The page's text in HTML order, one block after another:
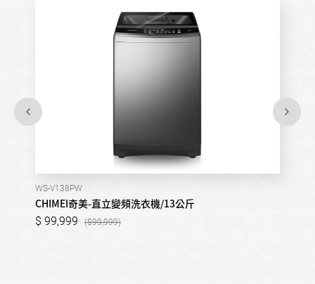
WS-V138PW
CHIMEI奇美-直立變頻洗衣機/13公斤
99,999 99,999